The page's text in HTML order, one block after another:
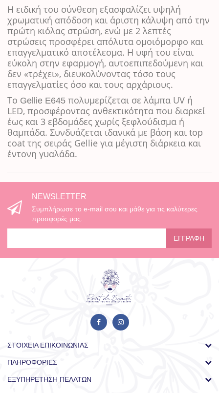
Η ειδική του σύνθεση εξασφαλίζει υψηλή
χρωματική απόδοση και άριστη κάλυψη από την
πρώτη κιόλας στρώση, ενώ με 2 λεπτές
στρώσεις προσφέρει απόλυτα ομοιόμορφο και
επαγγελματικό αποτέλεσμα. Η υφή του είναι
εύκολη στην εφαρμογή, αυτοεπιπεδούμενη και
δεν «τρέχει», διευκολύνοντας τόσο τους
επαγγελματίες όσο και τους αρχάριους.
Το Gellie E645 πολυμερίζεται σε λάμπα UV ή
LED, προσφέροντας ανθεκτικότητα που διαρκεί
έως και 3 εβδομάδες χωρίς ξεφλούδισμα ή
θαμπάδα. Συνδυάζεται ιδανικά με βάση και top
coat της σειράς Gellie για μέγιστη διάρκεια και
έντονη γυαλάδα.
NEWSLETTER
Συμπλήρωσε το e-mail σου και μάθε για τις καλύτερες
προσφορές μας.
ΕΓΓΡΑΦΉ
ΣΤΟΙΧΕΊΑ ΕΠΙΚΟΙΝΩΝΊΑΣ
ΠΛΗΡΟΦΟΡΊΕΣ
ΕΞΥΠΗΡΈΤΗΣΗ ΠΕΛΑΤΏΝ